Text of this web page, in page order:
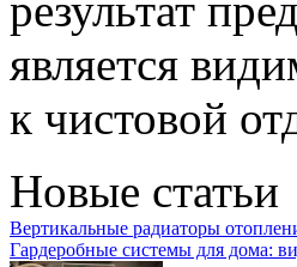
является
к чистовой
Новые статьи
Вертикальные радиаторы
Гардеробные системы для дома: